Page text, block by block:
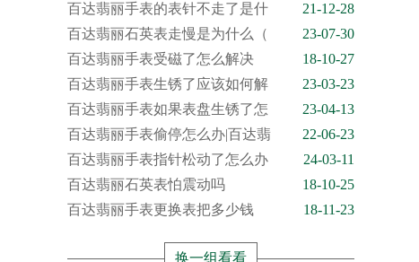
百达翡丽手表的表针不走了是什
21-12-28
百达翡丽石英表走慢是为什么（
23-07-30
百达翡丽手表受磁了怎么解决
18-10-27
百达翡丽手表生锈了应该如何解
23-03-23
百达翡丽手表如果表盘生锈了怎
23-04-13
百达翡丽手表偷停怎么办|百达翡
22-06-23
百达翡丽手表指针松动了怎么办
24-03-11
百达翡丽石英表怕震动吗
18-10-25
百达翡丽手表更换表把多少钱
18-11-23
换一组看看